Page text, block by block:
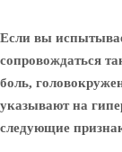
Если вы
сопровождаться
боль,
указывают на
следующие